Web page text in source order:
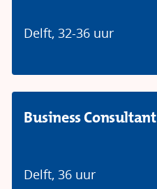
Delft, 32-36 uur
Business Consultant
Delft, 36 uur